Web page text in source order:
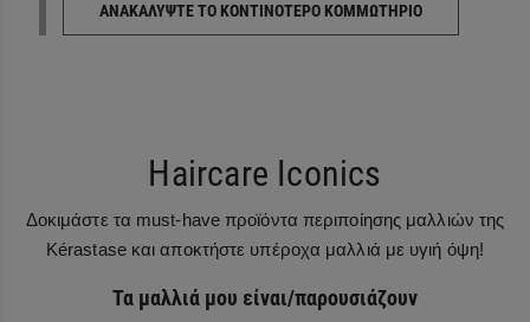
ΑΝΑΚΑΛΎΨΤΕ ΤΟ ΚΟΝΤΙΝΌΤΕΡΟ ΚΟΜΜΩΤΉΡΙΟ
Haircare Iconics
Δοκιμάστε τα must-have προϊόντα περιποίησης μαλλιών της
Kérastase και αποκτήστε υπέροχα μαλλιά με υγιή όψη!
Τα μαλλιά μου είναι/παρουσιάζουν